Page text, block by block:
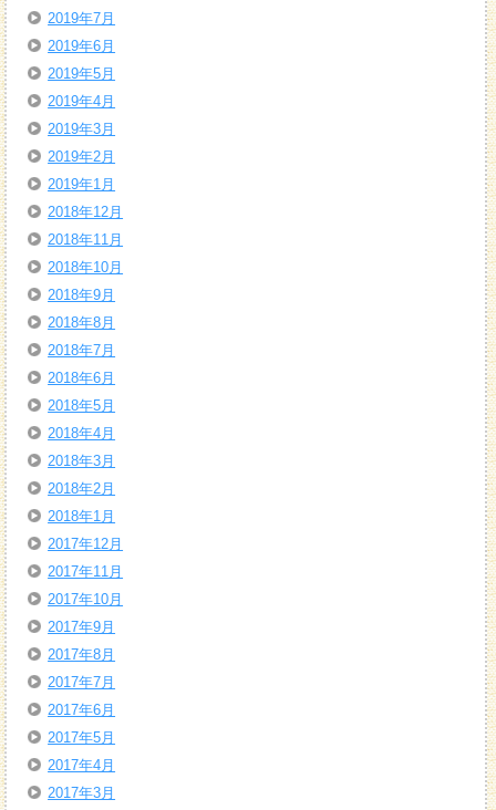
2019年7月
2019年6月
2019年5月
2019年4月
2019年3月
2019年2月
2019年1月
2018年12月
2018年11月
2018年10月
2018年9月
2018年8月
2018年7月
2018年6月
2018年5月
2018年4月
2018年3月
2018年2月
2018年1月
2017年12月
2017年11月
2017年10月
2017年9月
2017年8月
2017年7月
2017年6月
2017年5月
2017年4月
2017年3月